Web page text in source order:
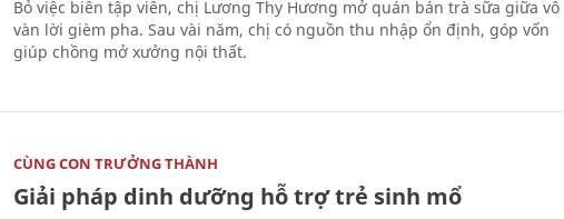
Bỏ việc biên tập viên, chị Lương Thy Hương mở quán bán trà sữa giữa vô
vàn lời gièm pha. Sau vài năm, chị có nguồn thu nhập ổn định, góp vốn
giúp chồng mở xưởng nội thất.
CÙNG CON TRƯỞNG THÀNH
Giải pháp dinh dưỡng hỗ trợ trẻ sinh mổ